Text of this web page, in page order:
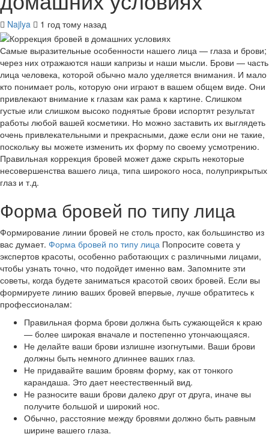
Najlya 1 год тому назад
Самые выразительные особенности нашего лица — глаза и брови;
через них отражаются наши капризы и наши мысли. Брови — часть
лица человека, которой обычно мало уделяется внимания. И мало
кто понимает роль, которую они играют в вашем общем виде. Они
привлекают внимание к глазам как рама к картине. Слишком
густые или слишком высоко поднятые брови испортят результат
работы любой вашей косметики. Но можно заставить их выглядеть
очень привлекательными и прекрасными, даже если они не такие,
поскольку вы можете изменить их форму по своему усмотрению.
Правильная коррекция бровей может даже скрыть некоторые
несовершенства вашего лица, типа широкого носа, полуприкрытых
глаз и т.д.
Форма бровей по типу лица
Формирование линии бровей не столь просто, как большинство из
вас думает. Форма бровей по типу лица Попросите совета у
экспертов красоты, особенно работающих с различными лицами,
чтобы узнать точно, что подойдет именно вам. Запомните эти
советы, когда будете заниматься красотой своих бровей. Если вы
формируете линию ваших бровей впервые, лучше обратитесь к
профессионалам:
Правильная форма брови должна быть сужающейся к краю
— более широкая вначале и постепенно утончающаяся.
Не делайте ваши брови излишне изогнутыми. Ваши брови
должны быть немного длиннее ваших глаз.
Не придавайте вашим бровям форму, как от тонкого
карандаша. Это дает неестественный вид.
Не разносите ваши брови далеко друг от друга, иначе вы
получите большой и широкий нос.
Обычно, расстояние между бровями должно быть равным
ширине вашего глаза.